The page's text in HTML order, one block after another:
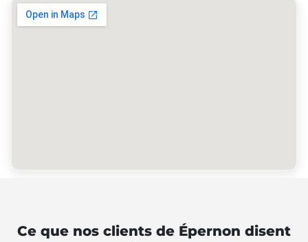
Ce que nos clients de Épernon disent